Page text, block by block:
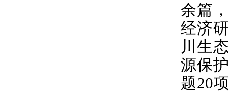
余篇
经济
川生
源保
题20